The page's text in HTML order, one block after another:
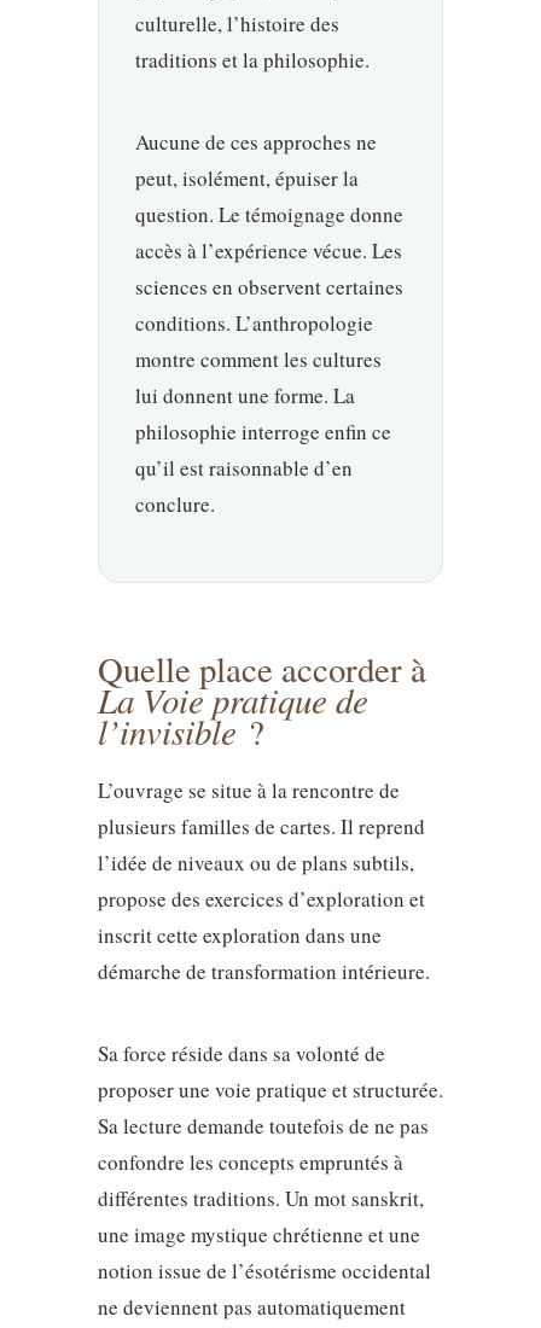
culturelle, l’histoire des
traditions et la philosophie.
Aucune de ces approches ne
peut, isolément, épuiser la
question. Le témoignage donne
accès à l’expérience vécue. Les
sciences en observent certaines
conditions. L’anthropologie
montre comment les cultures
lui donnent une forme. La
philosophie interroge enfin ce
qu’il est raisonnable d’en
conclure.
Quelle place accorder à
La Voie pratique de
l’invisible ?
L’ouvrage se situe à la rencontre de
plusieurs familles de cartes. Il reprend
l’idée de niveaux ou de plans subtils,
propose des exercices d’exploration et
inscrit cette exploration dans une
démarche de transformation intérieure.
Sa force réside dans sa volonté de
proposer une voie pratique et structurée.
Sa lecture demande toutefois de ne pas
confondre les concepts empruntés à
différentes traditions. Un mot sanskrit,
une image mystique chrétienne et une
notion issue de l’ésotérisme occidental
ne deviennent pas automatiquement